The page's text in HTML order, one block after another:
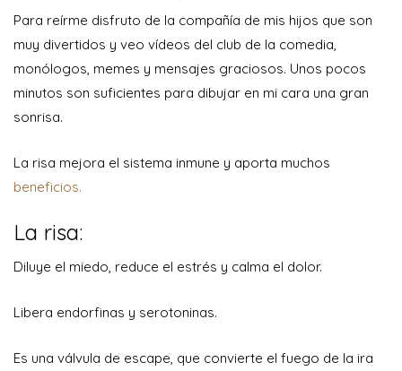
Para reírme disfruto de la compañía de mis hijos que son
muy divertidos y veo vídeos del club de la comedia,
monólogos, memes y mensajes graciosos. Unos pocos
minutos son suficientes para dibujar en mi cara una gran
sonrisa.
La risa mejora el sistema inmune y aporta muchos
beneficios.
La risa:
Diluye el miedo, reduce el estrés y calma el dolor.
Libera endorfinas y serotoninas.
Es una válvula de escape, que convierte el fuego de la ira